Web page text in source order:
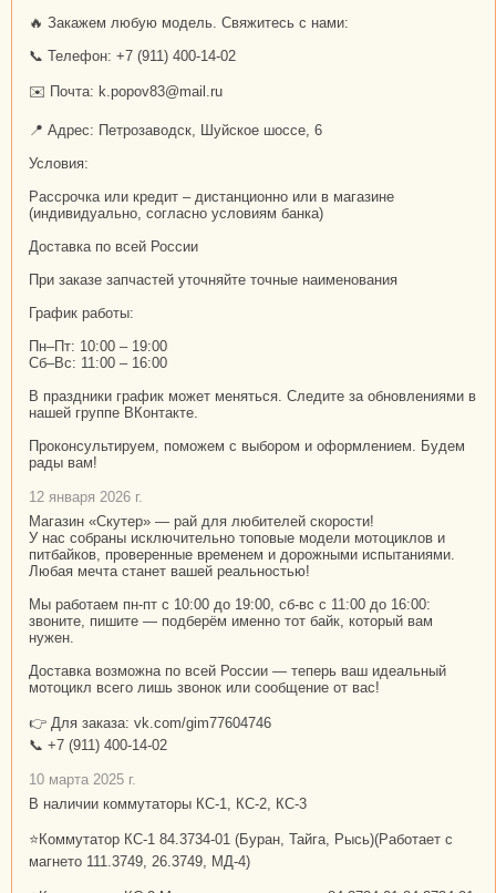
🔥 Закажем любую модель. Свяжитесь с нами:
📞 Телефон: +7 (911) 400-14-02
✉️ Почта: k.popov83@mail.ru
📍 Адрес: Петрозаводск, Шуйское шоссе, 6
Условия:
Рассрочка или кредит – дистанционно или в магазине
(индивидуально, согласно условиям банка)
Доставка по всей России
При заказе запчастей уточняйте точные наименования
График работы:
Пн–Пт: 10:00 – 19:00
Сб–Вс: 11:00 – 16:00
В праздники график может меняться. Следите за обновлениями в
нашей группе ВКонтакте.
Проконсультируем, поможем с выбором и оформлением. Будем
рады вам!
12 января 2026 г.
Магазин «Скутер» — рай для любителей скорости!
У нас собраны исключительно топовые модели мотоциклов и
питбайков, проверенные временем и дорожными испытаниями.
Любая мечта станет вашей реальностью!
Мы работаем пн-пт с 10:00 до 19:00, сб-вс с 11:00 до 16:00:
звоните, пишите — подберём именно тот байк, который вам
нужен.
Доставка возможна по всей России — теперь ваш идеальный
мотоцикл всего лишь звонок или сообщение от вас!
👉 Для заказа: vk.com/gim77604746
📞 +7 (911) 400-14-02
10 марта 2025 г.
В наличии коммутаторы КС-1, КС-2, КС-3
⭐Коммутатор КС-1 84.3734-01 (Буран, Тайга, Рысь)(Работает с
магнето 111.3749, 26.3749, МД-4)